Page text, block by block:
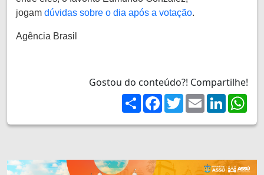
jogam dúvidas sobre o dia após a votação.
Agência Brasil
Gostou do conteúdo?! Compartilhe!
ShareFacebook
TwitterEmailLinkedIn